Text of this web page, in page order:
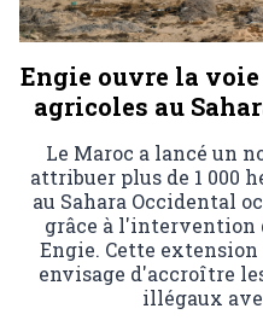
Engie ouvre la
agricoles au
Le Maroc a lancé un
attribuer plus de 1 000
au Sahara Occidental
grâce à l'intervention
Engie. Cette
envisage d'accroître
illégaux